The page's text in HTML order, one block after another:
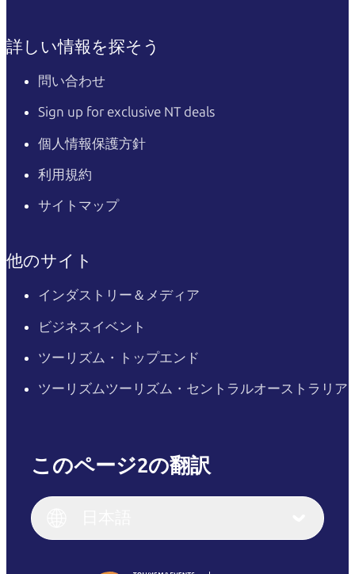
詳しい情報を探そう
問い合わせ
Sign up for exclusive NT deals
個人情報保護方針
利用規約
サイトマップ
他のサイト
インダストリー＆メディア
ビジネスイベント
ツーリズム・トップエンド
ツーリズムツーリズム・セントラルオーストラリア
このページ2の翻訳
English (US)